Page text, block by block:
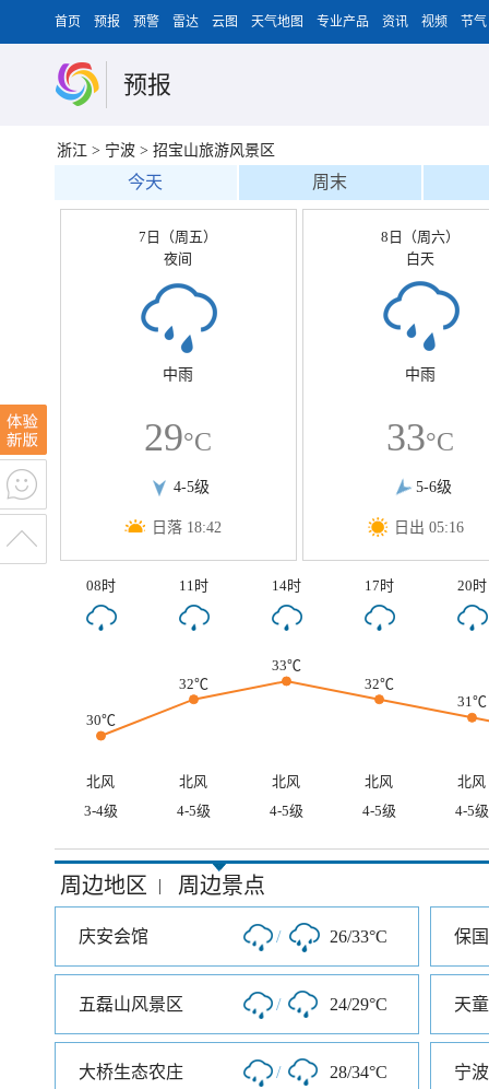
首页 预报 预警 雷达 云图 天气地图 专业产品 资讯 视频 节气
预报
浙江 > 宁波 > 招宝山旅游风景区
今天 周末
7日（周五）
夜间
中雨
29°C
4-5级
日落 18:42
8日（周六）
白天
中雨
33°C
5-6级
日出 05:16
08时 11时 14时 17时 20时
30℃
32℃
33℃
32℃
31℃
北风 北风 北风 北风
北风
3-4级
4-5级 4-5级 4-5级 4-5级
周边地区 | 周边景点
庆安会馆 / 26/33°C 保
五磊山风景区 / 24/29°C 天
大桥生态农庄 / 28/34°C 宁